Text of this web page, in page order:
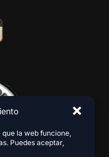
la web funcione,
Puedes aceptar,